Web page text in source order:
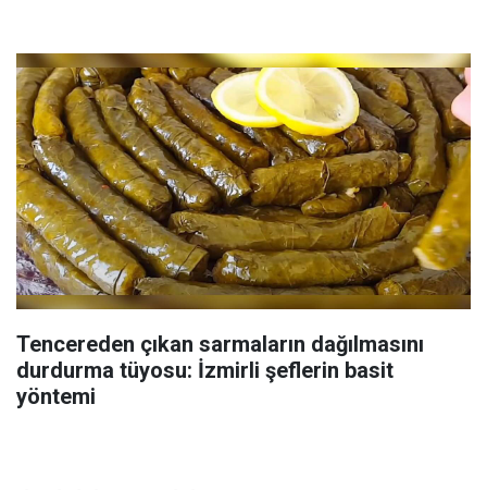
Tencereden çıkan sarmaların dağılmasını
durdurma tüyosu: İzmirli şeflerin basit
yöntemi